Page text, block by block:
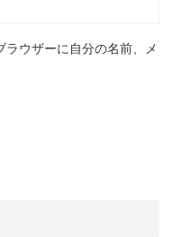
ウザーに自分の名前、メ